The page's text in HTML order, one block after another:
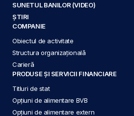
SUNETUL BANILOR (VIDEO)
ȘTIRI
COMPANIE
Obiectul de activitate
Structura organizațională
Carieră
PRODUSE ȘI SERVICII FINANCIARE
Titluri de stat
Opțiuni de alimentare BVB
Opțiuni de alimentare extern